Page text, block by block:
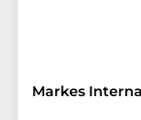
Markes